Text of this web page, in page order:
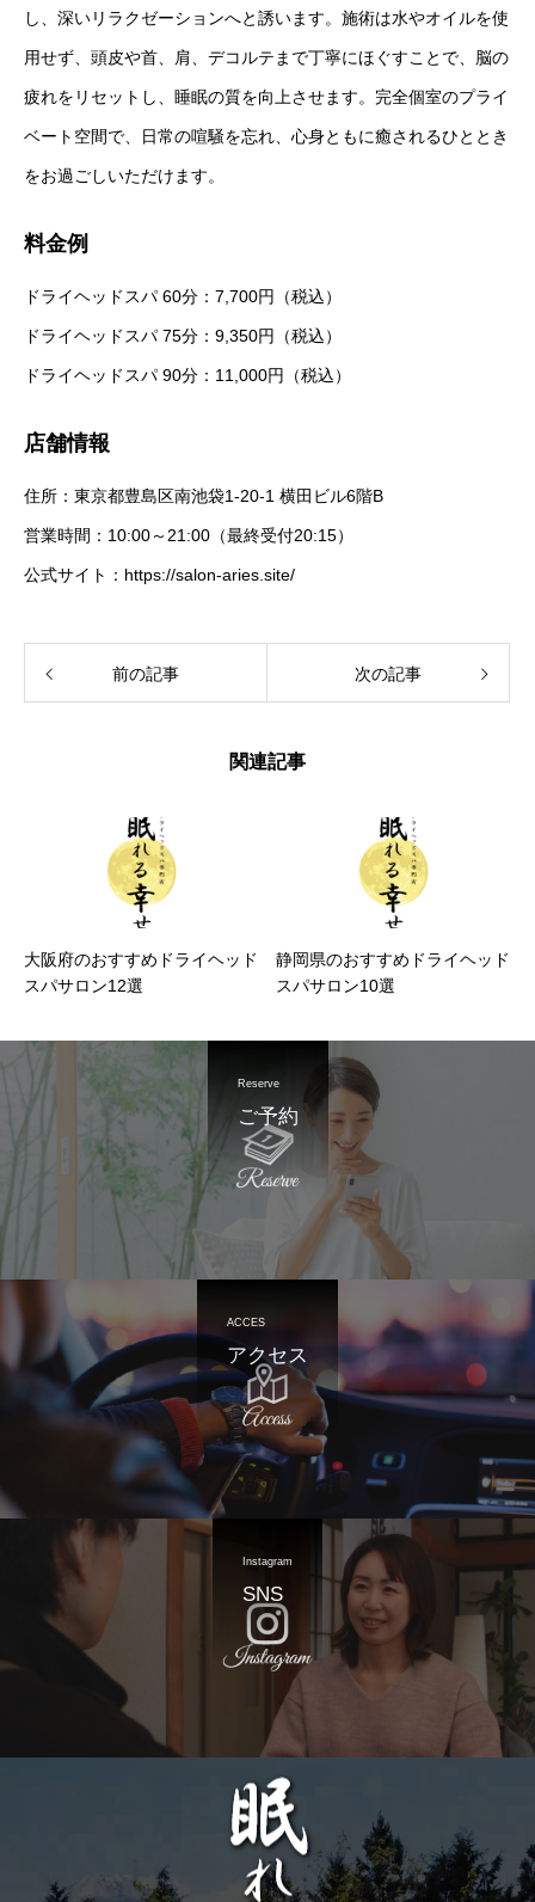
し、深いリラクゼーションへと誘います。施術は水やオイルを使
用せず、頭皮や首、肩、デコルテまで丁寧にほぐすことで、脳の
疲れをリセットし、睡眠の質を向上させます。完全個室のプライ
ベート空間で、日常の喧騒を忘れ、心身ともに癒されるひととき
をお過ごしいただけます。
料金例
ドライヘッドスパ 60分：7,700円（税込）
ドライヘッドスパ 75分：9,350円（税込）
ドライヘッドスパ 90分：11,000円（税込）
店舗情報
住所：東京都豊島区南池袋1-20-1 横田ビル6階B
営業時間：10:00～21:00（最終受付20:15）
公式サイト： https://salon-aries.site/
前の記事 次の記事
関連記事
大阪府のおすすめドライヘッド
スパサロン12選
静岡県のおすすめドライヘッド
スパサロン10選
Reserve
ご予約
ACCES
アクセス
Instagram
SNS